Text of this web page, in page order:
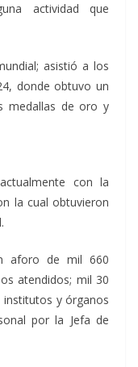
actividad que
asistió a los
donde obtuvo un
medallas de oro y
con la
la cual obtuvieron
aforo de mil 660
atendidos; mil 30
institutos y órganos
por la Jefa de